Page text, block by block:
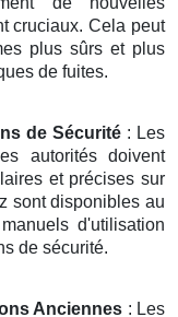
cruciaux. Cela peut
plus sûrs et plus
de fuites.
de Sécurité: Les
autorités doivent
et précises sur
sont disponibles au
d'utilisation
de sécurité.
Anciennes : Les